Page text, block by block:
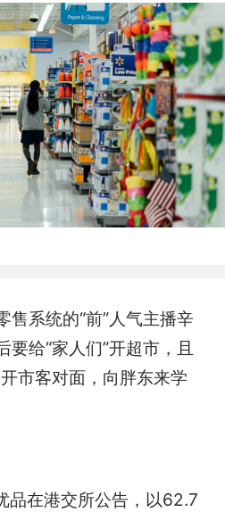
售系统的“前”人气主播辛
给“家人们”开超市，且
市客对面，向胖东来学
品在港交所公告，以62.7